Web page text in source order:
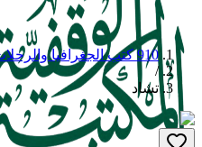
910 كتب الجغرافيا والرحلات
/
تشاد